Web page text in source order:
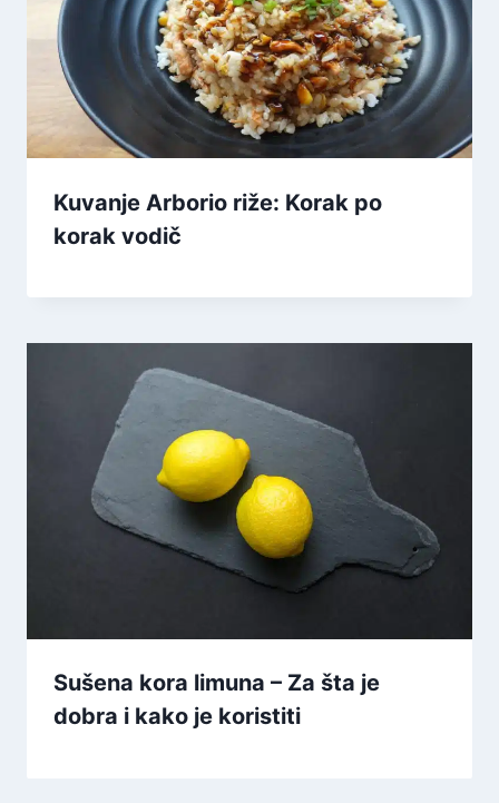
Kuvanje Arborio riže: Korak po
korak vodič
Sušena kora limuna – Za šta je
dobra i kako je koristiti